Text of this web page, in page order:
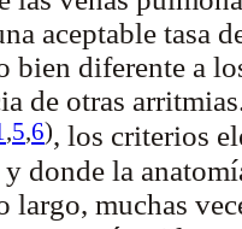
aceptable tasa
bien diferente a
de otras
,5,6), los criterios
y donde la
largo, muchas